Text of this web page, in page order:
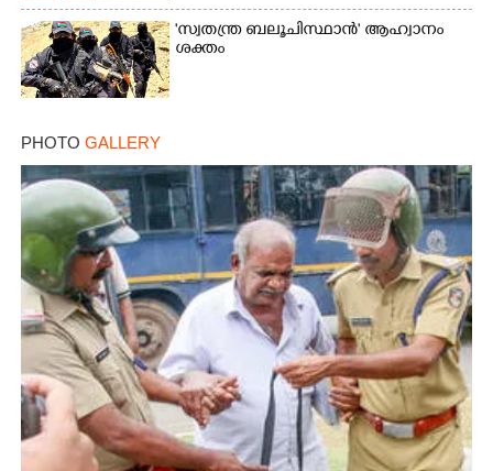
'സ്വതന്ത്ര ബലൂചിസ്ഥാൻ' ആഹ്വാനം
ശക്തം
PHOTO GALLERY